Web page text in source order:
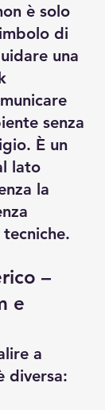
è solo
di
una
senza
È un
lato
la
–
e
a
diversa: